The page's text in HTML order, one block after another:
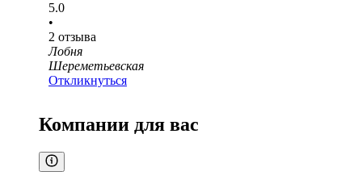
5.0
•
2 отзыва
Лобня
Шереметьевская
Откликнуться
Компании для вас